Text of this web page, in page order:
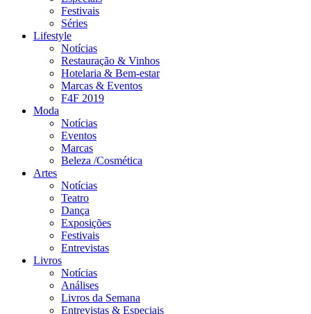
Festivais
Séries
Lifestyle
Notícias
Restauração & Vinhos
Hotelaria & Bem-estar
Marcas & Eventos
F4F 2019
Moda
Notícias
Eventos
Marcas
Beleza /Cosmética
Artes
Notícias
Teatro
Dança
Exposições
Festivais
Entrevistas
Livros
Notícias
Análises
Livros da Semana
Entrevistas & Especiais